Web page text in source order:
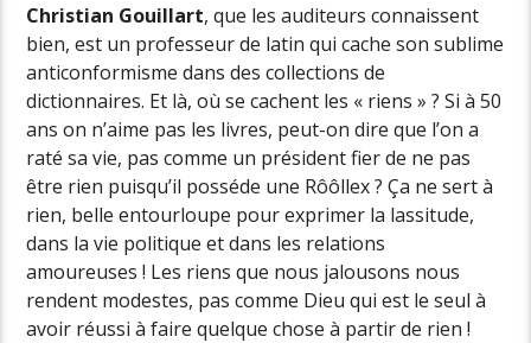
Christian Gouillart, que les auditeurs connaissent
bien, est un professeur de latin qui cache son sublime
anticonformisme dans des collections de
dictionnaires. Et là, où se cachent les « riens » ? Si à 50
ans on n’aime pas les livres, peut-on dire que l’on a
raté sa vie, pas comme un président fier de ne pas
être rien puisqu’il posséde une Rôôllex ? Ça ne sert à
rien, belle entourloupe pour exprimer la lassitude,
dans la vie politique et dans les relations
amoureuses ! Les riens que nous jalousons nous
rendent modestes, pas comme Dieu qui est le seul à
avoir réussi à faire quelque chose à partir de rien !